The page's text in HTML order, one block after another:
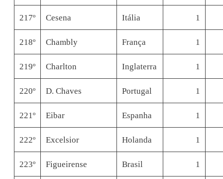
217º Cesena Itália 1
218º Chambly França 1
219º Charlton Inglaterra 1
220º D. Chaves Portugal 1
221º Eibar Espanha 1
222º Excelsior Holanda 1
223º Figueirense Brasil 1